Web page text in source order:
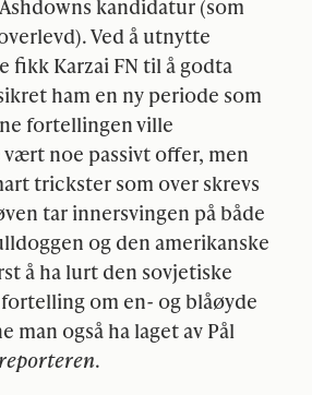
kandidatur (som
Ved å utnytte
fikk Karzai FN til å godta
ham en ny periode som
fortellingen ville
noe passivt offer, men
trickster som over skrevs
tar innersvingen på både
og den amerikanske
å ha lurt den sovjetiske
om en- og blåøyde
man også ha laget av Pål
.